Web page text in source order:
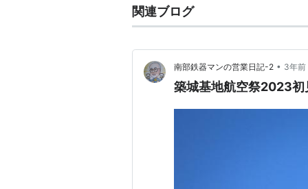
関連ブログ
南部鉄器マンの営業日記-2 • 3年前
築城基地航空祭2023初